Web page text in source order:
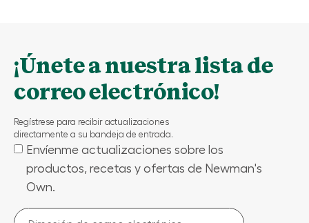
¡Únete a nuestra lista de
correo electrónico!
Regístrese para recibir actualizaciones
directamente a su bandeja de entrada.
(Required)
Envíenme actualizaciones sobre los
productos, recetas y ofertas de Newman's
Own.
Dirección